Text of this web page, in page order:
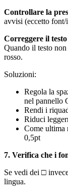
Controllare la
avvisi (eccetto
Correggere il testo
Quando il testo
rosso.
Soluzioni:
Regola la
nel pannello
Rendi i
Riduci
Come ultima
0,5pt
7. Verifica che i
Se vedi dei □
lingua.